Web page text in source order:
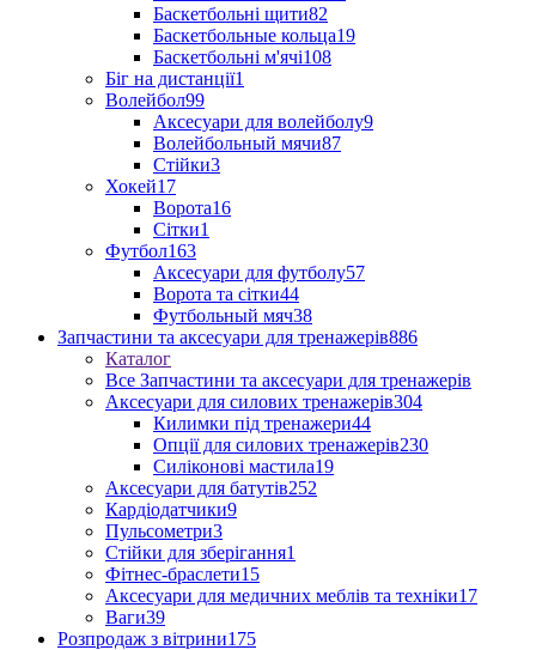
Баскетбольні щити82
Баскетбольные кольца19
Баскетбольні м'ячі108
Біг на дистанції1
Волейбол99
Аксесуари для волейболу9
Волейбольный мячи87
Стійки3
Хокей17
Ворота16
Сітки1
Футбол163
Аксесуари для футболу57
Ворота та сітки44
Футбольный мяч38
Запчастини та аксесуари для тренажерів886
Каталог
Все Запчастини та аксесуари для тренажерів
Аксесуари для силових тренажерів304
Килимки під тренажери44
Опції для силових тренажерів230
Силіконові мастила19
Аксесуари для батутів252
Кардіодатчики9
Пульсометри3
Стійки для зберігання1
Фітнес-браслети15
Аксесуари для медичних меблів та техніки17
Ваги39
Розпродаж з вітрини175